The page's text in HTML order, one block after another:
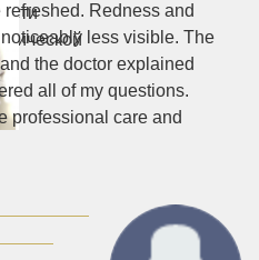
Redness and
less visible. The
the doctor explained
all of my questions.
professional care and